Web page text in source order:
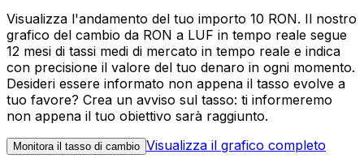
Visualizza l'andamento del tuo importo 10 RON. Il nostro
grafico del cambio da RON a LUF in tempo reale segue
12 mesi di tassi medi di mercato in tempo reale e indica
con precisione il valore del tuo denaro in ogni momento.
Desideri essere informato non appena il tasso evolve a
tuo favore? Crea un avviso sul tasso: ti informeremo
non appena il tuo obiettivo sarà raggiunto.
Monitora il tasso di cambio Visualizza il grafico completo